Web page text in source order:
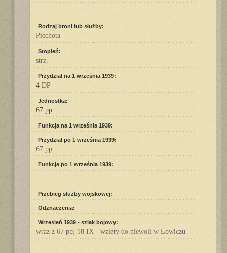
Rodzaj broni lub służby:
Piechota
Stopień:
strz.
Przydział na 1 września 1939:
4 DP
Jednostka:
67 pp
Funkcja na 1 września 1939:
Przydział po 1 września 1939:
67 pp
Funkcja po 1 września 1939:
Przebieg służby wojskowej:
Odznaczenia:
Wrzesień 1939 - szlak bojowy:
wraz z 67 pp; 18 IX - wzięty do niewoli w Łowiczu